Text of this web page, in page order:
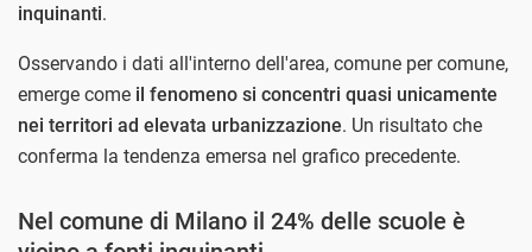
inquinanti.
Osservando i dati all'interno dell'area, comune per comune,
emerge come il fenomeno si concentri quasi unicamente
nei territori ad elevata urbanizzazione. Un risultato che
conferma la tendenza emersa nel grafico precedente.
Nel comune di Milano il 24% delle scuole è